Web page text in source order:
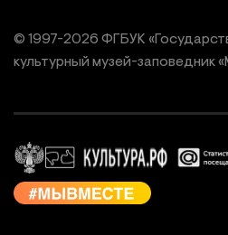
© 1997-2026 ФГБУК
культурный музей-заповедник